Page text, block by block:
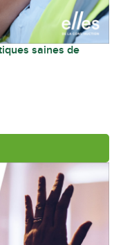
saines de